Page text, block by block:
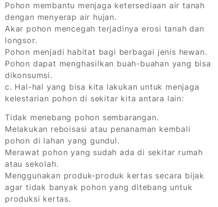
Pohon membantu menjaga ketersediaan air tanah
dengan menyerap air hujan.
Akar pohon mencegah terjadinya erosi tanah dan
longsor.
Pohon menjadi habitat bagi berbagai jenis hewan.
Pohon dapat menghasilkan buah-buahan yang bisa
dikonsumsi.
c. Hal-hal yang bisa kita lakukan untuk menjaga
kelestarian pohon di sekitar kita antara lain:
Tidak menebang pohon sembarangan.
Melakukan reboisasi atau penanaman kembali
pohon di lahan yang gundul.
Merawat pohon yang sudah ada di sekitar rumah
atau sekolah.
Menggunakan produk-produk kertas secara bijak
agar tidak banyak pohon yang ditebang untuk
produksi kertas.